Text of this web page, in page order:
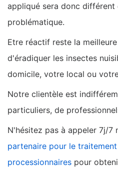
appliqué sera donc
problématique.
Etre réactif reste la
d'éradiquer les insectes
domicile, votre local ou
Notre clientèle est
particuliers, de
N'hésitez pas à appeler 7j/7
partenaire pour le
processionnaires pour